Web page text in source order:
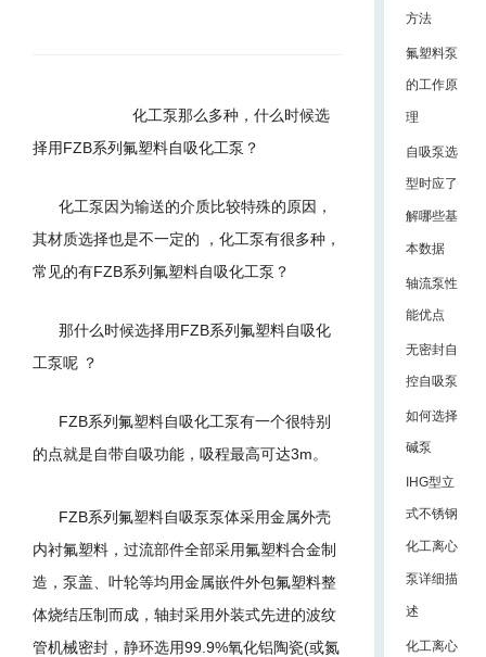
化工泵那么多种，什么时候选
择用FZB系列氟塑料自吸化工泵 ？
化工泵因为输送的介质比较特殊的原因，
其材质选择也是不一定的
，化工泵有很多种，
常见的有FZB系列氟塑料自吸化工泵？
那什么时候选择用FZB系列氟塑料自吸化
工泵呢 ？
FZB系列氟塑料自吸化工泵有一个很特别
的点就是自带自吸功能，吸程最高可达3m。
FZB系列氟塑料自吸泵泵体采用金属外壳
内衬氟塑料，过流部件全部采用氟塑料合金制
造，泵盖、叶轮等均用金属嵌件外包氟塑料整
体烧结压制而成，轴封采用外装式先进的波纹
管机械密封，静环选用99.9%氧化铝陶瓷(或氮
方法
氟塑料泵
的工作原
理
自吸泵选
型时应了
解哪些基
本数据
轴流泵性
能优点
无密封自
控自吸泵
如何选择
碱泵
IHG型立
式不锈钢
化工离心
泵详细描
述
化工离心